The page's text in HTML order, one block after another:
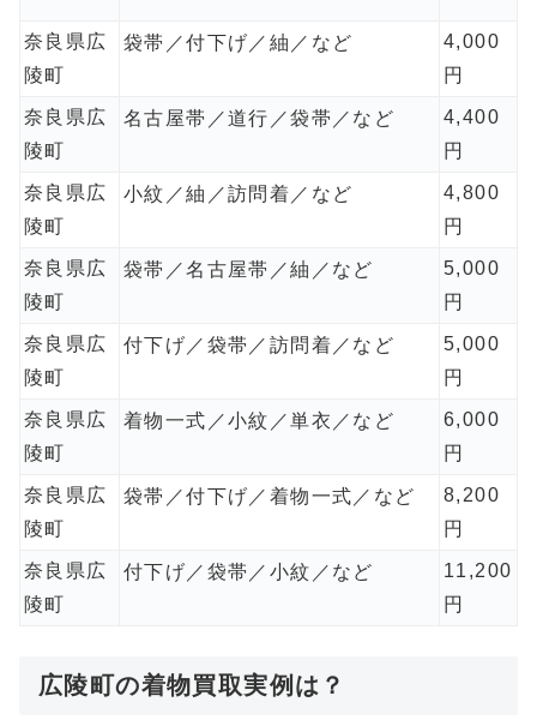
奈良県広
陵町
袋帯／付下げ／紬／など
4,000
円
奈良県広
陵町
名古屋帯／道行／袋帯／など
4,400
円
奈良県広
陵町
小紋／紬／訪問着／など
4,800
円
奈良県広
陵町
袋帯／名古屋帯／紬／など
5,000
円
奈良県広
陵町
付下げ／袋帯／訪問着／など
5,000
円
奈良県広
陵町
着物一式／小紋／単衣／など
6,000
円
奈良県広
陵町
袋帯／付下げ／着物一式／など
8,200
円
奈良県広
陵町
付下げ／袋帯／小紋／など
11,200
円
広陵町の着物買取実例は？